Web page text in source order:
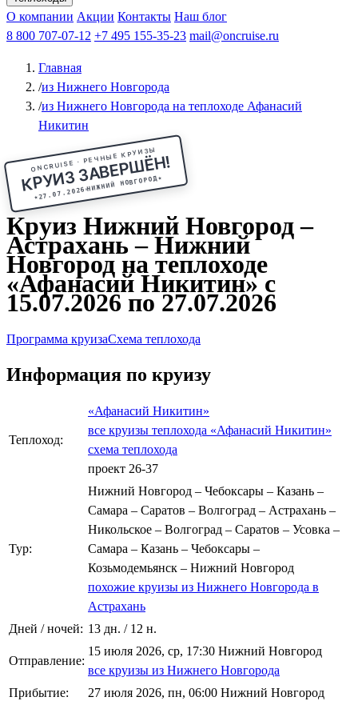
Чебоксарыиз Волгоградаиз Саратова Все города
КазаньВ Нижний НовгородВ ПермьВ Ростов-на-Дону
РыбинскНа СоловкиНа ВалаамПо ОкеПо Енисею
Афанасий Никитин Октябрьская революция
ФединАлександр СвешниковИван
МироновА.С.Попов
О компании Акции Контакты Наш блог
8 800 707-07-12 +7 495 155-35-23 mail@oncruise.ru
Главная
/из Нижнего Новгорода
/из Нижнего Новгорода на теплоходе Афанасий
Никитин
ONCRUISE · РЕЧНЫЕ КРУИЗЫ
КРУИЗ ЗАВЕРШЁН!
★27.07.2026
НИЖНИЙ НОВГОРОД★
Круиз Нижний Новгород –
Астрахань – Нижний
Новгород на теплоходе
«Афанасий Никитин» с
15.07.2026 по 27.07.2026
Программа круизаСхема теплохода
Информация по круизу
Теплоход:
«Афанасий Никитин»
все круизы теплохода «Афанасий Никитин»
схема теплохода
проект 26-37
Тур:
Нижний Новгород – Чебоксары – Казань –
Самара – Саратов – Волгоград – Астрахань –
Никольское – Волгоград – Саратов – Усовка –
Самара – Казань – Чебоксары –
Козьмодемьянск – Нижний Новгород
похожие круизы из Нижнего Новгорода в
Астрахань
Дней / ночей: 13 дн. / 12 н.
Отправление:
15 июля 2026, ср, 17:30 Нижний Новгород
все круизы из Нижнего Новгорода
Прибытие:
27 июля 2026, пн, 06:00 Нижний Новгород